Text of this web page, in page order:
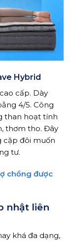
Hybrid
cấp. Dày
4/5. Công
than hoạt tính
thơm tho. Đây
cặp đôi muốn
tư.
chồng được
nhật liên
khá đa dạng,